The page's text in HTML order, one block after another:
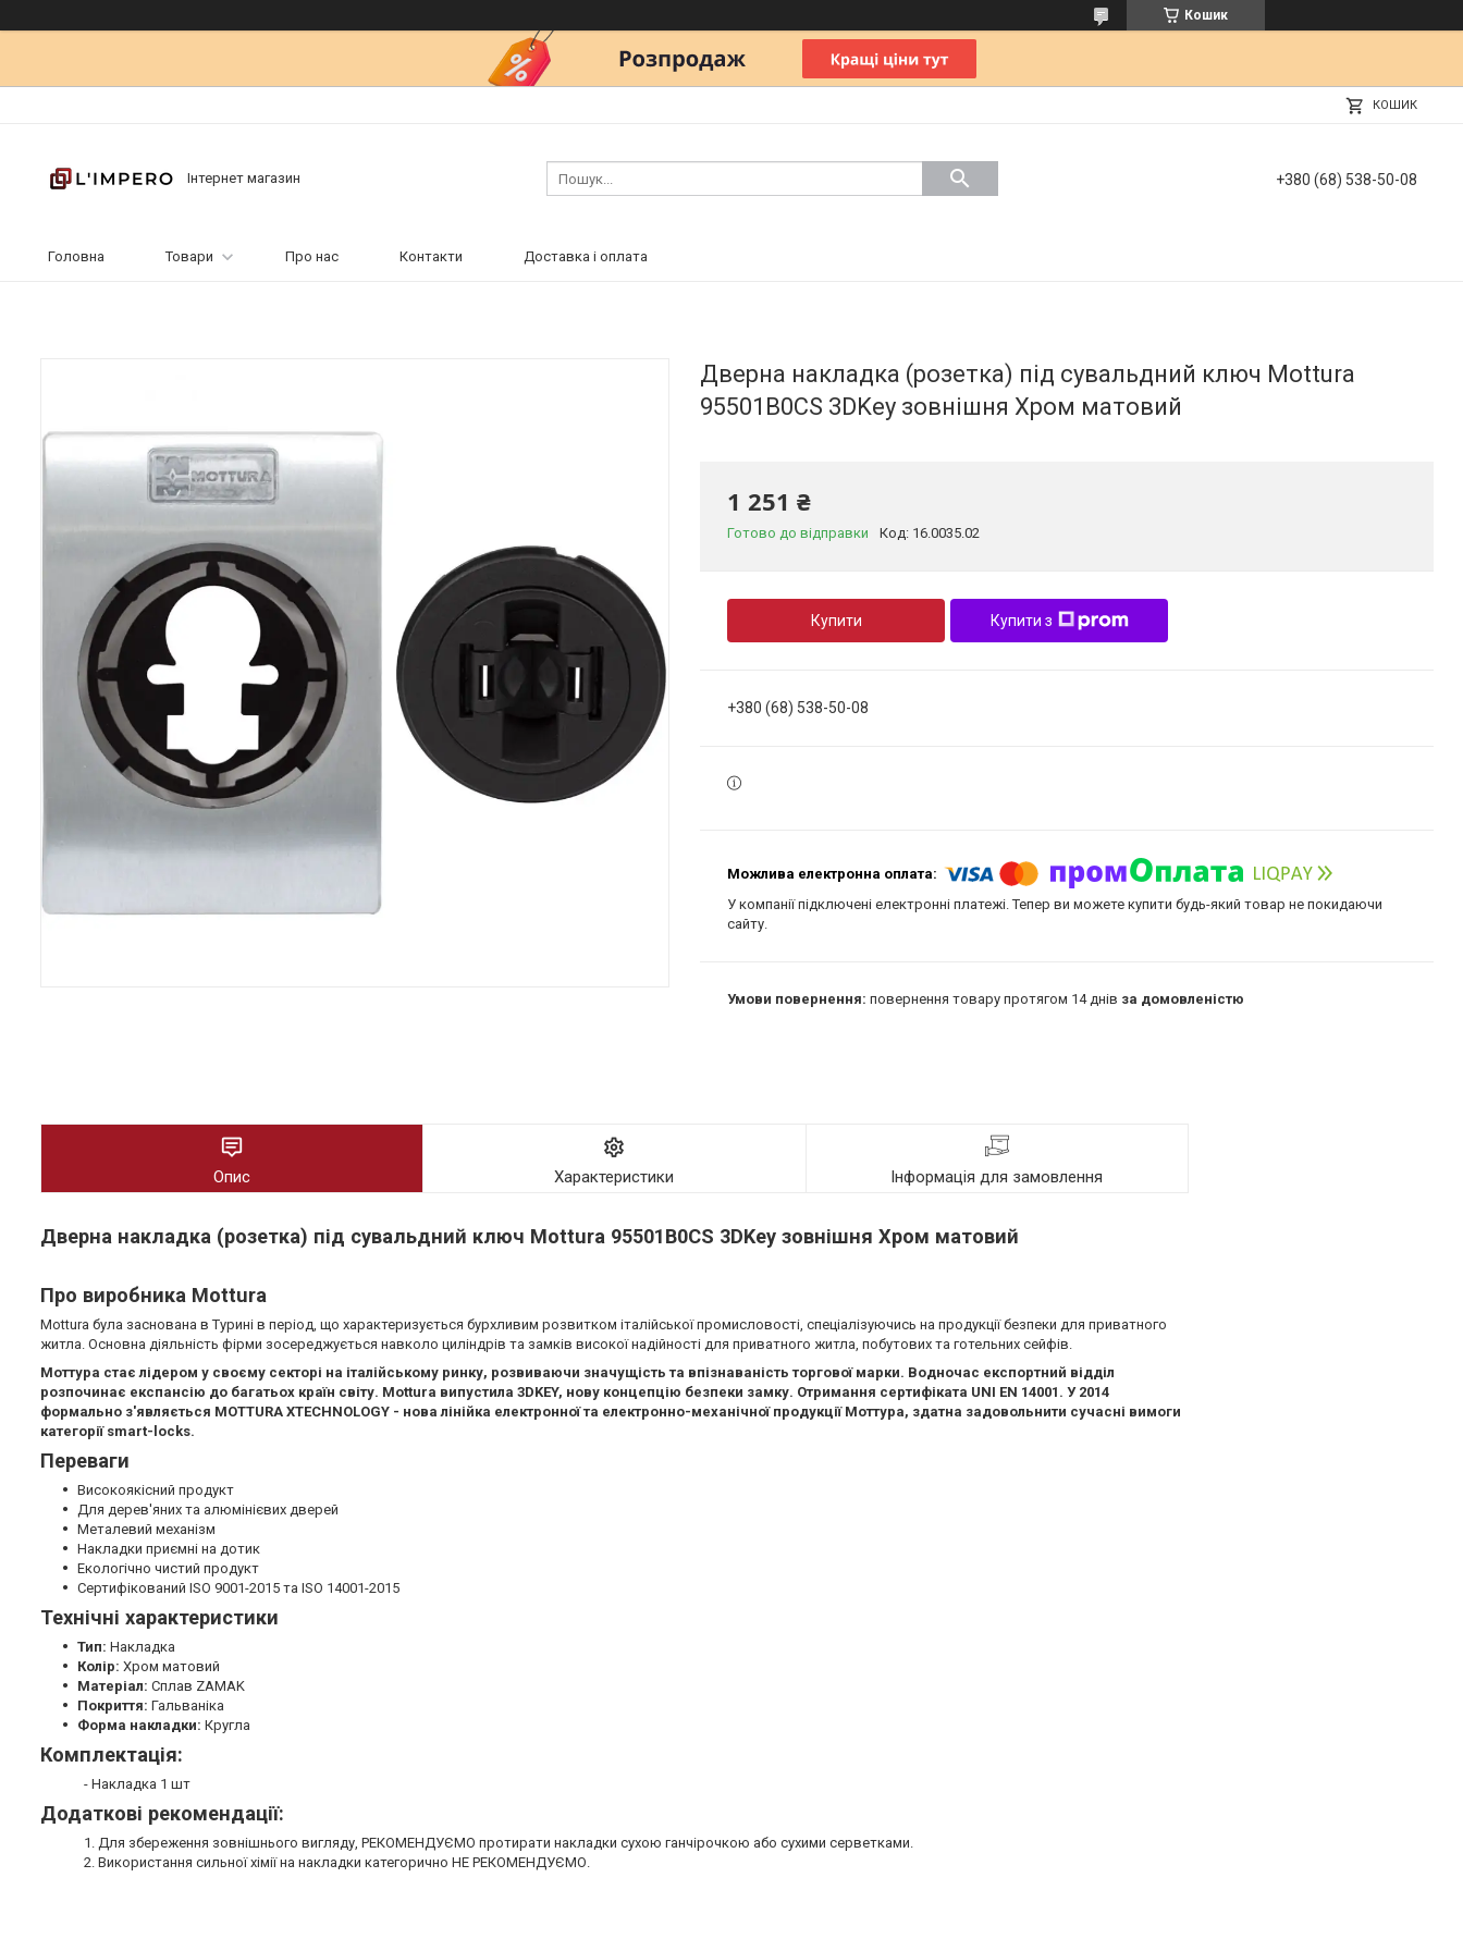
Кошик
КОШИК
Інтернет магазин +380 (68) 538-50-08
Головна Товари Про нас Контакти Доставка і оплата
Дверна накладка (розетка) під сувальдний ключ Mottura
95501B0CS 3DKey зовнішня Хром матовий
1 251 ₴
Готово до відправки Код: 16.0035.02
Купити Купити з
+380 (68) 538-50-08
У компанії підключені електронні платежі. Тепер ви можете купити будь-який товар не покидаючи
сайту.
повернення товару протягом 14 днів за домовленістю
Опис Характеристики Інформація для замовлення
Дверна накладка (розетка) під сувальдний ключ Mottura 95501B0CS 3DKey зовнішня Хром матовий
Про виробника Mottura
Mottura була заснована в Турині в період, що характеризується бурхливим розвитком італійської промисловості, спеціалізуючись на продукції безпеки для приватного
житла. Основна діяльність фірми зосереджується навколо циліндрів та замків високої надійності для приватного житла, побутових та готельних сейфів.
Моттура стає лідером у своєму секторі на італійському ринку, розвиваючи значущість та впізнаваність торгової марки. Водночас експортний відділ
розпочинає експансію до багатьох країн світу. Mottura випустила 3DKEY, нову концепцію безпеки замку. Отримання сертифіката UNI EN 14001. У 2014
формально з'являється MOTTURA XTECHNOLOGY - нова лінійка електронної та електронно-механічної продукції Моттура, здатна задовольнити сучасні вимоги
категорії smart-locks.
Переваги
Високоякісний продукт
Для дерев'яних та алюмінієвих дверей
Металевий механізм
Накладки приємні на дотик
Екологічно чистий продукт
Сертифікований ISO 9001-2015 та ISO 14001-2015
Технічні характеристики
Тип: Накладка
Колір: Хром матовий
Матеріал: Сплав ZAMAK
Покриття: Гальваніка
Форма накладки: Кругла
Комплектація:
- Накладка 1 шт
Додаткові рекомендації:
1. Для збереження зовнішнього вигляду, РЕКОМЕНДУЄМО протирати накладки сухою ганчірочкою або сухими серветками.
2. Використання сильної хімії на накладки категорично НЕ РЕКОМЕНДУЄМО.